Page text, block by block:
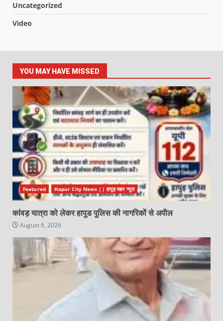
Uncategorized
Video
YOU MAY HAVE MISSED
Featured Hapur City News || हापुड़ शहर न्यूज़
कांवड़ यात्रा को लेकर हापुड पुलिस की नागरिकों से अपील
August 6, 2026